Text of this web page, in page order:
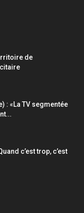
de
: «La TV segmentée
c’est trop, c’est